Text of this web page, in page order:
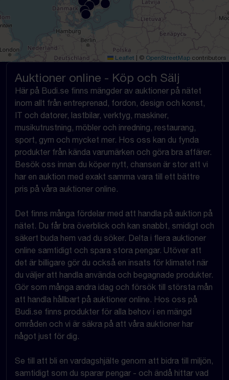
Leaflet © OpenStreetMap contributors
Auktioner online - Köp och Sälj
Här på Budi.se finns mängder av auktioner på nätet
inom allt från entreprenad, fordon, design och konst,
IT och datorer, lastbilar, verktyg, maskiner,
musikutrustning, möbler och inredning, restaurang,
sport, gym och mycket mer. Hos oss kan du fynda
produkter från kända varumärken och göra bra affärer.
Besök oss innan du köper nytt, chansen är stor att vi
har en auktion med exakt samma vara till ett bättre
pris på våra auktioner online.
Det finns många fördelar med att handla på auktion på
nätet. Du får bra överblick och kan snabbt, smidigt och
säkert buda hem vad du söker. Delta i flera auktioner
online samtidigt och spara stora pengar. Utöver att
det är billigare gör du också en insats för klimatet när
du väljer att handla använda och begagnade produkter.
Gör som många andra idag och försök till största mån
att handla hållbart på auktioner online. Hos oss på
Budi.se finns produkter för alla behov i en mängd
områden och vi är säkra på att våra auktioner har
något just för dig.
Se till att bli en vardagshjälte genom att bidra till miljön,
samtidigt som du sparar pengar - och ändå hittar vad